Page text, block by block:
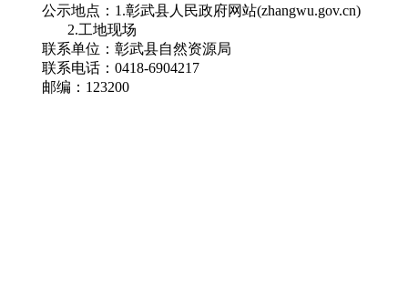
公示地点：1.彰武县人民政府网站(zhangwu.gov.cn)
2.工地现场
联系单位：彰武县自然资源局
联系电话：0418-6904217
邮编：123200